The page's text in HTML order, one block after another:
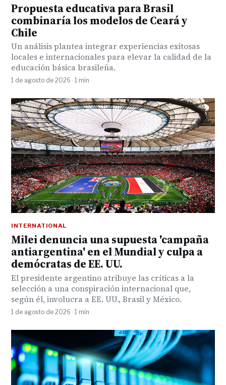
Propuesta educativa para Brasil
combinaría los modelos de Ceará y
Chile
Un análisis plantea integrar experiencias exitosas
locales e internacionales para elevar la calidad de la
educación básica brasileña.
1 de agosto de 2026 · 1 min
INTERNATIONAL
Milei denuncia una supuesta 'campaña
antiargentina' en el Mundial y culpa a
demócratas de EE. UU.
El presidente argentino atribuye las críticas a la
selección a una conspiración internacional que,
según él, involucra a EE. UU., Brasil y México.
1 de agosto de 2026 · 1 min